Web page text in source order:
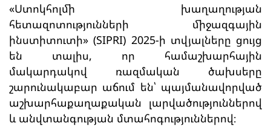
«Ստոկհոլմի խաղաղության
հետազոտությունների միջազգային
ինստիտուտի» (SIPRI) 2025-ի տվյալները ցույց
են տալիս, որ համաշխարհային
մակարդակով ռազմական ծախսերը
շարունակաբար աճում են՝ պայմանավորված
աշխարհաքաղաքական լարվածություններով
և անվտանգության մտահոգություններով։